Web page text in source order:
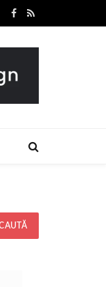
Facebook
RSS